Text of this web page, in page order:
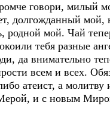
говори, милый
долгожданный
родной мой. Чай
тебя разные
да внимательно
всем и всех.
атеист, а
и с новым